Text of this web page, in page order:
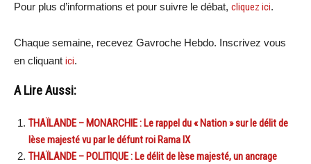
Pour plus d’informations et pour suivre le débat, cliquez ici.
Chaque semaine, recevez Gavroche Hebdo. Inscrivez vous
en cliquant ici.
A Lire Aussi:
THAÏLANDE – MONARCHIE : Le rappel du « Nation » sur le délit de
lèse majesté vu par le défunt roi Rama IX
THAÏLANDE – POLITIQUE : Le délit de lèse majesté, un ancrage